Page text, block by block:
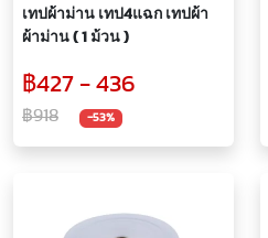
เทปผ้าม่าน เทป4แฉก เทปผ้า
ผ้าม่าน ( 1 ม้วน )
฿427 - 436
฿918 -53%